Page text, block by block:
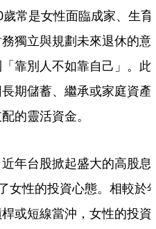
常是女性面臨成家、生育
獨立與規劃未來退休的意
靠別人不如靠自己」。此
期儲蓄、繼承或家庭資產
的靈活資金。
年台股掀起盛大的高股息
女性的投資心態。相較於
或短線當沖，女性的投資